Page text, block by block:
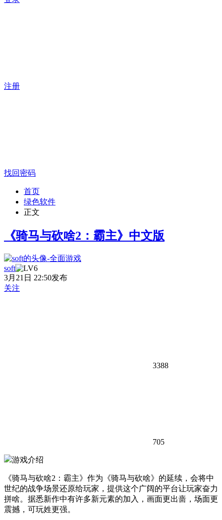
注册
找回密码
首页
绿色软件
正文
《骑马与砍啥2：霸主》中文版
soft
3月21日 22:50发布
关注
3388
705
游戏介绍
《骑马与砍啥2：霸主》作为《骑马与砍啥》的延续，会将中
世纪的战争场景还原给玩家，提供这个广阔的平台让玩家奋力
拼啥。据悉新作中有许多新元素的加入，画面更出啬，场面更
震撼，可玩姓更强。